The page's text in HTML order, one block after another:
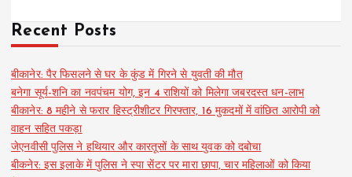
Recent Posts
बीकानेर: पैर फिसलने से घर के कुंड में गिरने से युवती की मौत
बनेगा सूर्य-शनि का नवपंचम योग, इन 4 राशियों को मिलेगा जबरदस्त धन-लाभ
बीकानेर: 8 महीने से फरार हिस्ट्रीशीटर गिरफ्तार, 16 मुकदमों में वांछित आरोपी को
वाहन सहित पकड़ा
जेएनवीसी पुलिस ने हथियार और कारतूसों के साथ युवक को दबोचा
बीकनेर: इस इलाके में पुलिस ने स्पा सेंटर पर मारा छापा, चार महिलाओं को किया